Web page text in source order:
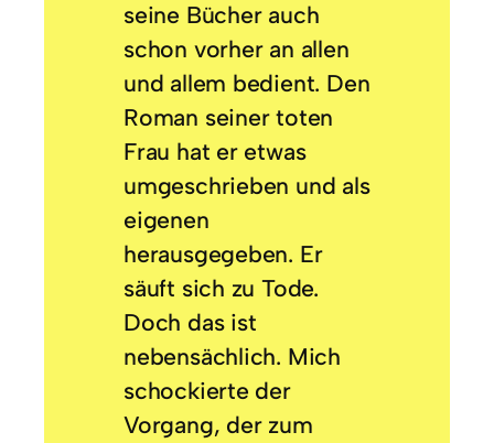
seine Bücher auch
schon vorher an allen
und allem bedient. Den
Roman seiner toten
Frau hat er etwas
umgeschrieben und als
eigenen
herausgegeben. Er
säuft sich zu Tode.
Doch das ist
nebensächlich. Mich
schockierte der
Vorgang, der zum